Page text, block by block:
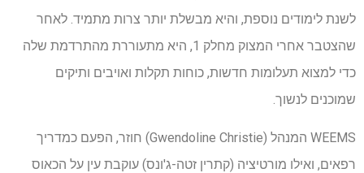
לשנת לימודים נוספת, והיא מבשלת יותר צרות מתמיד. לאחר
שהצטבר אחרי המצוק מחלק 1, היא מתעוררת מהתרדמת שלה
כדי למצוא תעלומות חדשות, כוחות תקלות ואויבים ותיקים
שמוכנים לנשוך.
WEEMS המנהל (Gwendoline Christie) חוזר, הפעם כמדריך
רפאים, ואילו מורטיציה (קתרין זטה-ג'ונס) עוקבת עין על הכאוס